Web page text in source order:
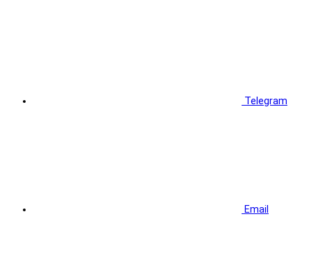
Telegram
Email